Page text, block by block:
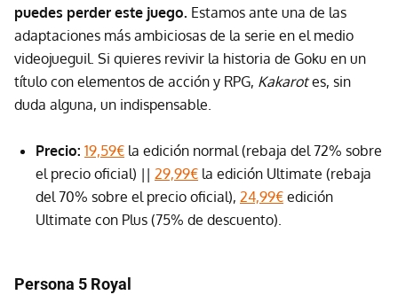
puedes perder este juego. Estamos ante una de las
adaptaciones más ambiciosas de la serie en el medio
videojueguil. Si quieres revivir la historia de Goku en un
título con elementos de acción y RPG, Kakarotes, sin
duda alguna, un indispensable.
Precio: 19,59€ la edición normal (rebaja del 72% sobre
el precio oficial) || 29,99€ la edición Ultimate (rebaja
del 70% sobre el precio oficial), 24,99€ edición
Ultimate con Plus (75% de descuento).
Persona 5 Royal